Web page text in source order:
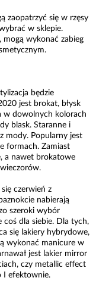
zaopatrzyć się w rzęsy
w sklepie.
mogą wykonać zabieg
będzie
jest brokat, błysk
w dowolnych kolorach
blask. Staranne i
mody. Popularny jest
formach. Zamiast
a nawet brokatowe
czerwień z
nabierają
szeroki wybór
coś dla siebie. Dla tych,
się lakiery hybrydowe,
wykonać manicure w
jest lakier mirror
czy metallic effect
I efektownie.